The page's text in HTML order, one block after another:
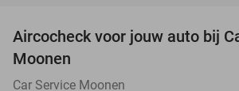
Aircocheck voor jouw auto bij
Moonen
Car Service Moonen